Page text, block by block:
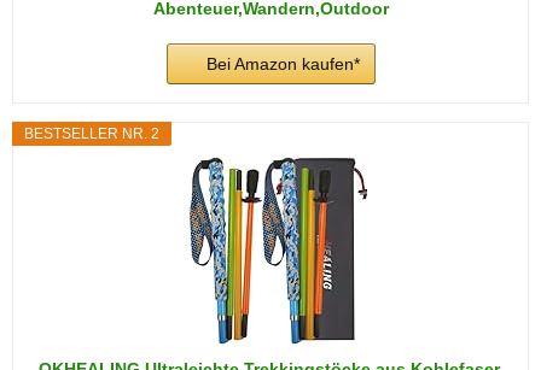
Abenteuer,Wandern,Outdoor
Bei Amazon kaufen*
BESTSELLER NR. 2